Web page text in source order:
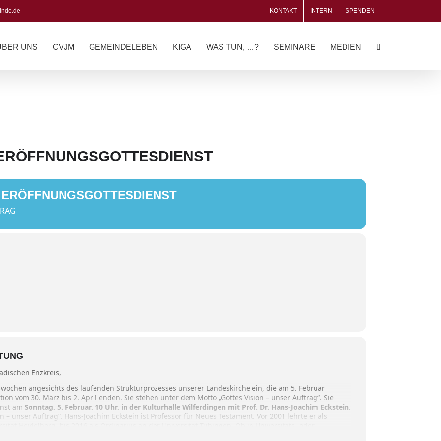
KONTAKT INTERN SPENDEN
UNS CVJM GEMEINDELEBEN KIGA WAS TUN, …? SEMINARE MEDIEN
Enzkreis,
angesichts des laufenden Strukturprozesses unserer Landeskirche ein, die am 5. Februar
vom 30. März bis 2. April enden. Sie stehen unter dem Motto „Gottes Vision – unser Auftrag“. Sie
am Sonntag, 5. Februar, 10 Uhr, in der Kulturhalle Wilferdingen mit Prof. Dr. Hans-Joachim Eckstein.
– unser Auftrag“. Hans-Joachim Eckstein ist Professor für Neues Testament. Vor 2001 lehrte er als